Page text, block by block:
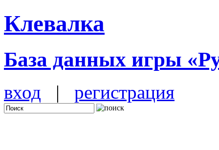
Клевалка
База данных игры
вход | регистрация